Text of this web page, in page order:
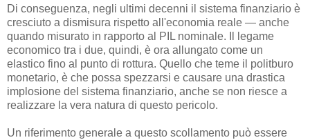
Di conseguenza, negli ultimi decenni il sistema finanziario è
cresciuto a dismisura rispetto all'economia reale — anche
quando misurato in rapporto al PIL nominale. Il legame
economico tra i due, quindi, è ora allungato come un
elastico fino al punto di rottura. Quello che teme il politburo
monetario, è che possa spezzarsi e causare una drastica
implosione del sistema finanziario, anche se non riesce a
realizzare la vera natura di questo pericolo.
Un riferimento generale a questo scollamento può essere